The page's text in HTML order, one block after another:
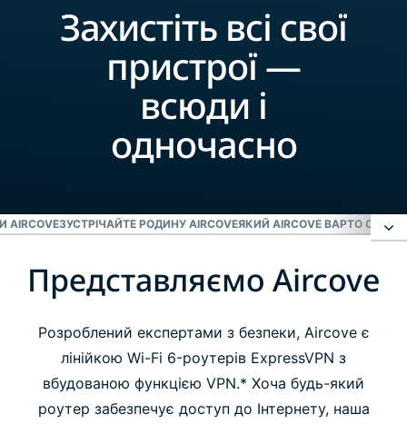
Захистіть всі свої
пристрої —
всюди і
одночасно
AIRCOVEЗУСТРІЧАЙТЕ РОДИНУ AIRCOVEЯКИЙ AIRCOVE ВАРТО
Представляємо Aircove
Відкрийте для себе переваги Aircove
Зустрічайте родину Aircove
Представляємо Aircove
Розроблений експертами з безпеки, Aircove є
лінійкою Wi-Fi 6-роутерів ExpressVPN з
вбудованою функцією VPN.* Хоча будь-який
роутер забезпечує доступ до Інтернету, наша